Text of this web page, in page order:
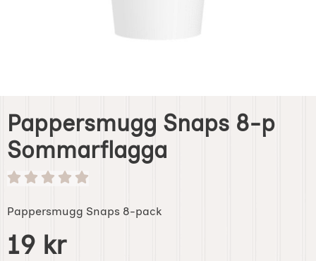
Pappersmugg Snaps 8-p
Sommarflagga
Pappersmugg Snaps 8-pack
Handla denna produkt Pappersmugg Snaps 8-p
pris
19 kr